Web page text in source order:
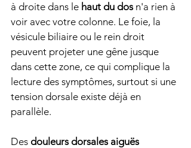
à droite dans le haut du dos n'a rien à
voir avec votre colonne. Le foie, la
vésicule biliaire ou le rein droit
peuvent projeter une gêne jusque
dans cette zone, ce qui complique la
lecture des symptômes, surtout si une
tension dorsale existe déjà en
parallèle.
Des douleurs dorsales aiguës